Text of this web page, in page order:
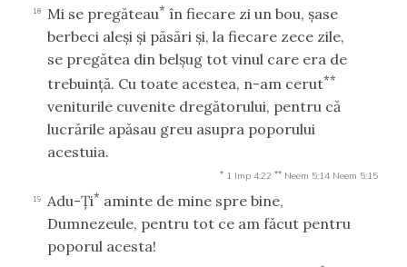
18 Mi se pregăteau* în fiecare zi un bou, şase
berbeci aleşi şi păsări şi, la fiecare zece zile,
se pregătea din belşug tot vinul care era de
trebuinţă. Cu toate acestea, n-am cerut**
veniturile cuvenite dregătorului, pentru că
lucrările apăsau greu asupra poporului
acestuia.
* 1 Imp 4:22 ** Neem 5:14 Neem 5:15
19 Adu-Ţi* aminte de mine spre bine,
Dumnezeule, pentru tot ce am făcut pentru
poporul acesta!